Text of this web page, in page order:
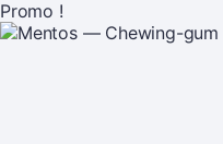
Promo !